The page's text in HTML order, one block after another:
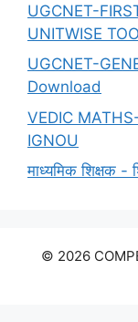
UGCNET-
UNITWISE TOO
UGCNET-
Download
VEDIC
IGNOU
माध्यमिक शिक्षक -
© 2026